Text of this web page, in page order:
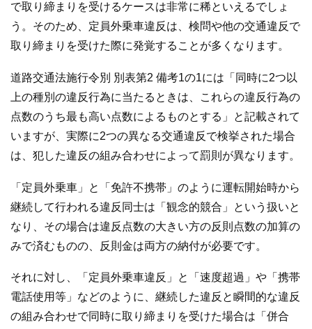
で取り締まりを受けるケースは非常に稀といえるでしょ
う。そのため、定員外乗車違反は、検問や他の交通違反で
取り締まりを受けた際に発覚することが多くなります。
道路交通法施行令別 別表第2 備考1の1には「同時に2つ以
上の種別の違反行為に当たるときは、これらの違反行為の
点数のうち最も高い点数によるものとする」と記載されて
いますが、実際に2つの異なる交通違反で検挙された場合
は、犯した違反の組み合わせによって罰則が異なります。
「定員外乗車」と「免許不携帯」のように運転開始時から
継続して行われる違反同士は「観念的競合」という扱いと
なり、その場合は違反点数の大きい方の反則点数の加算の
みで済むものの、反則金は両方の納付が必要です。
それに対し、「定員外乗車違反」と「速度超過」や「携帯
電話使用等」などのように、継続した違反と瞬間的な違反
の組み合わせで同時に取り締まりを受けた場合は「併合